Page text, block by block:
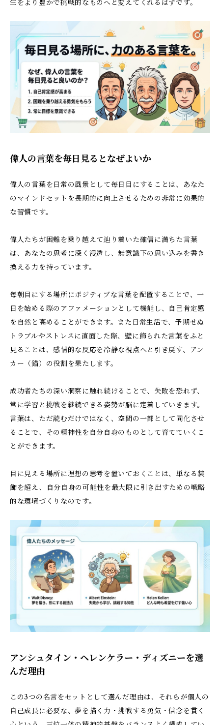
生をより豊かで挑戦的なものへと変えてくれるはずです。
偉人の言葉を毎日見るとなぜよいか
偉人の言葉を日常の風景として毎日目にすることは、あなた
のマインドセットを長期的に向上させるための非常に効果的
な習慣です。
偉人たちが困難を乗り越えて辿り着いた確信に満ちた言葉
は、あなたの思考に深く浸透し、無意識下の思い込みを書き
換える力を持っています。
毎朝目にする場所にポジティブな言葉を配置することで、一
日を始める際のアファメーションとして機能し、自己肯定感
を自然と高めることができます。また日常生活で、予期せぬ
トラブルやストレスに直面した際、壁に飾られた言葉をふと
見ることは、感情的な反応を冷静な視点へと引き戻す、アン
カー（錨）の役割を果たします。
成功者たちの深い洞察に触れ続けることで、失敗を恐れず、
常に学習と挑戦を継続できる姿勢が脳に定着していきます。
言葉は、ただ読むだけではなく、空間の一部として同化させ
ることで、その精神性を自分自身のものとして育てていくこ
とができます。
目に見える場所に理想の思考を置いておくことは、単なる装
飾を超え、自分自身の可能性を最大限に引き出すための戦略
的な環境づくりなのです。
アンシュタイン・ヘレンケラー・ディズニーを選
んだ理由
この3つの名言をセットとして選んだ理由は、それらが個人の
自己成長に必要な、夢を描く力・挑戦する勇気・信念を貫く